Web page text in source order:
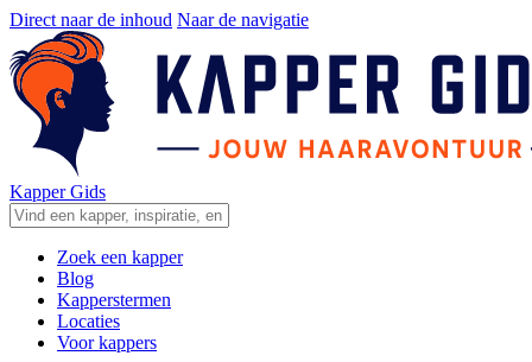
Direct naar de inhoud Naar de navigatie
Kapper Gids
Zoek een kapper
Blog
Kapperstermen
Locaties
Voor kappers